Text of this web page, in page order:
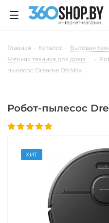
Главная - Каталог - Бытовая
Мелкая техника для дома
-
пылесос Dreame D9 Max
Робот-пылесос
ХИТ